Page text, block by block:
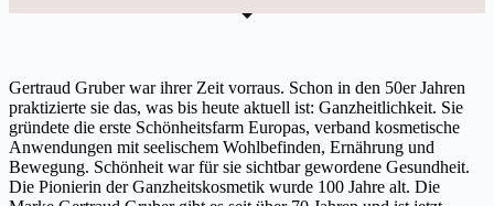
Gertraud Gruber war ihrer Zeit vorraus. Schon in den 50er Jahren
praktizierte sie das, was bis heute aktuell ist: Ganzheitlichkeit. Sie
gründete die erste Schönheitsfarm Europas, verband kosmetische
Anwendungen mit seelischem Wohlbefinden, Ernährung und
Bewegung. Schönheit war für sie sichtbar gewordene Gesundheit.
Die Pionierin der Ganzheitskosmetik wurde 100 Jahre alt. Die